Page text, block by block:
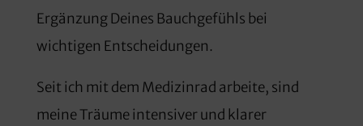
Ergänzung Deines Bauchgefühls bei
wichtigen Entscheidungen.
Seit ich mit dem Medizinrad arbeite, sind
meine Träume intensiver und klarer